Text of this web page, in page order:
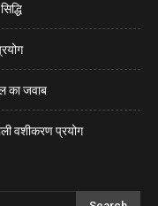
का जवाब
वशीकरण प्रयोग